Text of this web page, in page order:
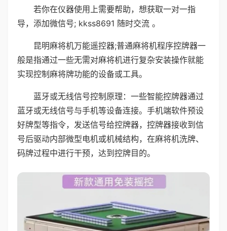
若你在仪器使用上需要帮助，想获取一对一指
导，添加微信号; kkss8691 随时交流 。
昆明麻将机万能遥控器;普通麻将机程序控牌器一
般是指通过一些无需对麻将机进行复杂安装操作就能
实现控制麻将牌功能的设备或工具。
蓝牙或无线信号控制原理：一些智能控牌器通过
蓝牙或无线信号与手机等设备连接。手机端软件预设
好牌型等指令，发送信号给控牌器，控牌器接收到信
号后驱动内部微型电机或机械结构，在麻将机洗牌、
码牌过程中进行干预，达到控牌目的。